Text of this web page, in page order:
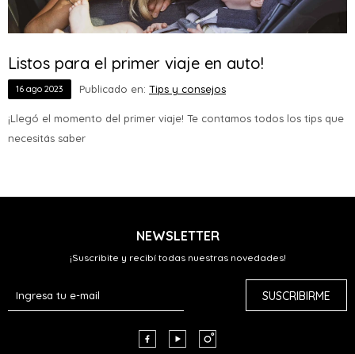
Listos para el primer viaje en auto!
16 ago 2023 Publicado en: Tips y consejos
¡Llegó el momento del primer viaje! Te contamos todos los tips que
necesitás saber
NEWSLETTER
¡Suscribite y recibí todas nuestras novedades!
SUSCRIBIRME
  